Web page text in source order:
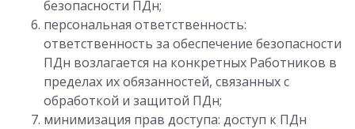
безопасности ПДн;
персональная ответственность:
ответственность за обеспечение безопасности
ПДн возлагается на конкретных Работников в
пределах их обязанностей, связанных с
обработкой и защитой ПДн;
минимизация прав доступа: доступ к ПДн